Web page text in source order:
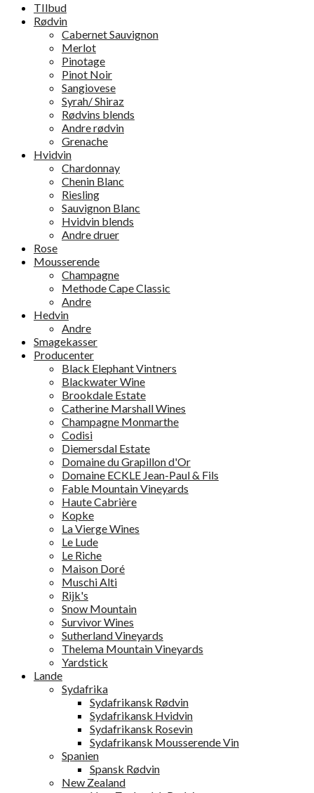
TIlbud
Rødvin
Cabernet Sauvignon
Merlot
Pinotage
Pinot Noir
Sangiovese
Syrah/ Shiraz
Rødvins blends
Andre rødvin
Grenache
Hvidvin
Chardonnay
Chenin Blanc
Riesling
Sauvignon Blanc
Hvidvin blends
Andre druer
Rose
Mousserende
Champagne
Methode Cape Classic
Andre
Hedvin
Andre
Smagekasser
Producenter
Black Elephant Vintners
Blackwater Wine
Brookdale Estate
Catherine Marshall Wines
Champagne Monmarthe
Codisi
Diemersdal Estate
Domaine du Grapillon d'Or
Domaine ECKLE Jean-Paul & Fils
Fable Mountain Vineyards
Haute Cabrière
Kopke
La Vierge Wines
Le Lude
Le Riche
Maison Doré
Muschi Alti
Rijk's
Snow Mountain
Survivor Wines
Sutherland Vineyards
Thelema Mountain Vineyards
Yardstick
Lande
Sydafrika
Sydafrikansk Rødvin
Sydafrikansk Hvidvin
Sydafrikansk Rosevin
Sydafrikansk Mousserende Vin
Spanien
Spansk Rødvin
New Zealand